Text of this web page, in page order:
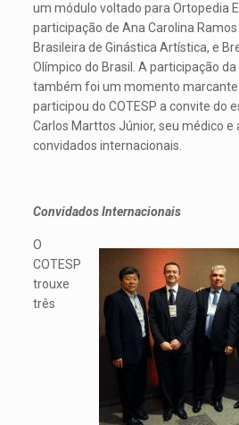
um módulo voltado para Ortopedia
participação de Ana Carolina
Brasileira de Ginástica Artística, e
Olímpico do Brasil. A participação
também foi um momento marcante
participou do COTESP a convite do
Carlos Marttos Júnior, seu médico e
convidados internacionais.
Convidados Internacionais
O
COTESP
trouxe
três